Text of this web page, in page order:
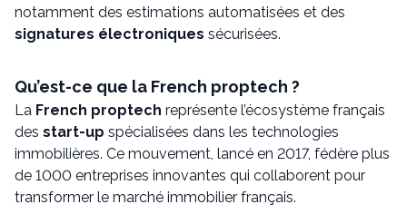
notamment des estimations automatisées et des
signatures électroniques sécurisées.
Qu’est-ce que la French proptech ?
La French proptech représente l’écosystème français
des start-up spécialisées dans les technologies
immobilières. Ce mouvement, lancé en 2017, fédère plus
de 1000 entreprises innovantes qui collaborent pour
transformer le marché immobilier français.